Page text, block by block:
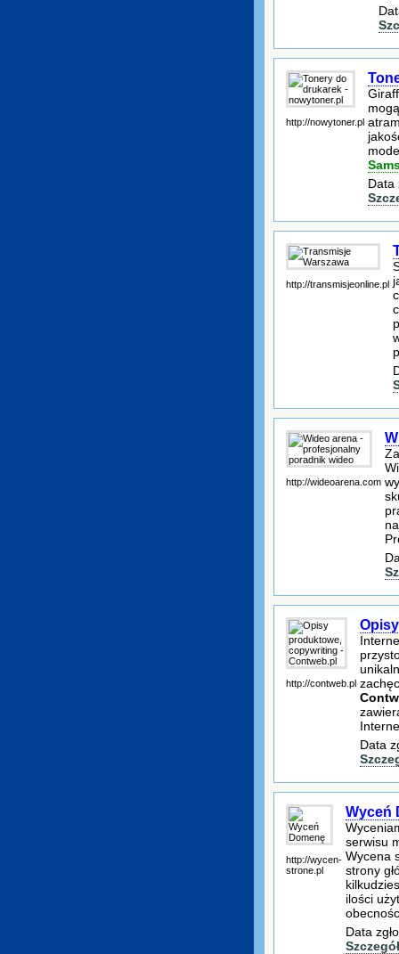
http://nowytoner.pl
Data
http://transmisjeonline.pl
http://wideoarena.com
http://contweb.pl
Data
http://wycen-
strone.pl
Wyceń
serwisu
Wycena
strony
ilości
Data